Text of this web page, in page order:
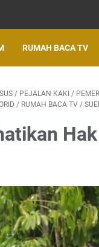
RUMAH BACA TV
/ PEJALAN KAKI /
/ RUMAH BACA TV /